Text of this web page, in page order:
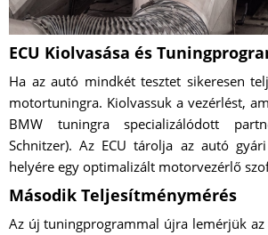
ECU Kiolvasása és
Ha az autó mindkét tesztet sikeresen
motortuningra. Kiolvassuk a vezérlést,
BMW tuningra specializálódott
Schnitzer). Az ECU tárolja az autó
helyére egy optimalizált motorvezérlő
Második Teljesítménymérés
Az új tuningprogrammal újra lemérjük